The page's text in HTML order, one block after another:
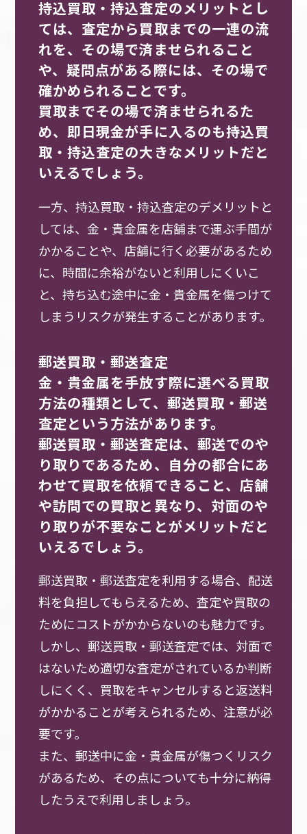
持込買取・持込査定のメリットとし
ては、査定から買取までの一連の流
れを、その場で済ませられること
や、疑問点がある際には、その場で
確かめられることです。
買取までその場で済ませられるた
め、即日現金が手に入るのも持込買
取・持込査定の大きなメリットだと
いえるでしょう。
一方、持込買取・持込査定のデメリットと
しては、金・貴金属を店舗まで運ぶ手間が
かかることや、店舗に行く必要があるため
に、時間に余裕がないと利用しにくいこ
と、持ち込む途中に金・貴金属を傷つけて
しまうリスクが発生することがあります。
郵送買取・郵送査定
金・貴金属を手放す際に選べる買取
方法の種類として、郵送買取・郵送
査定という方法があります。
郵送買取・郵送査定は、郵送でのや
り取りであるため、自分の都合にあ
わせて買取を依頼できること、店舗
や訪問での買取と異なり、対面のや
り取りが不要なことがメリットだと
いえるでしょう。
郵送買取・郵送査定を利用する場合、配送
料を負担してもらえるため、査定や買取の
ためにコストがかからないのも魅力です。
しかし、郵送買取・郵送査定では、対面で
はないため適切な査定がされているか判断
しにくく、買取をキャンセルすると返送料
がかかることが考えられるため、注意が必
要です。
また、郵送中に金・貴金属が傷つくリスク
があるため、その点についても十分に納得
したうえで利用しましょう。